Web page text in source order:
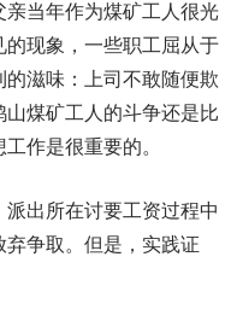
当年作为煤矿工人很光
现象，一些职工屈从于
滋味：上司不敢随便欺
煤矿工人的斗争还是比
作是很重要的。
出所在讨要工资过程中
争取。但是，实践证